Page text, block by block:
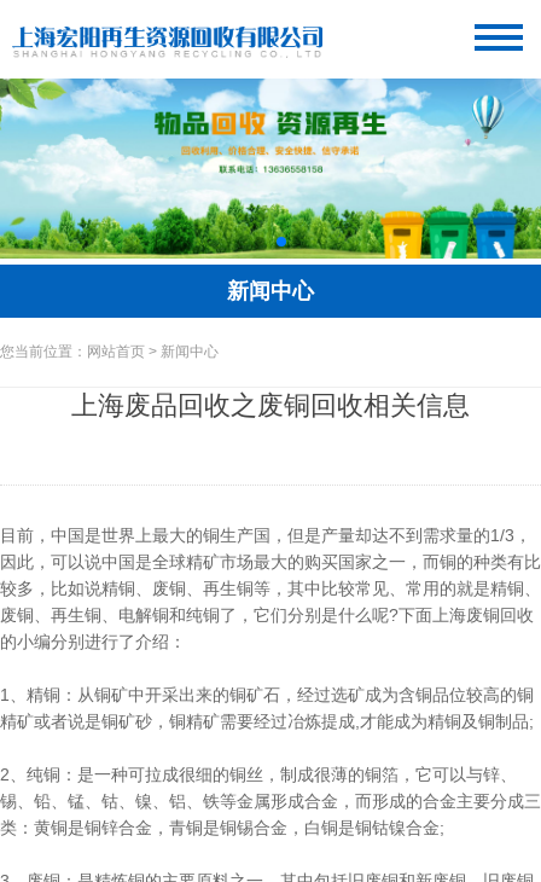
新闻中心
您当前位置：网站首页 > 新闻中心
上海废品回收之废铜回收相关信息
目前，中国是世界上最大的铜生产国，但是产量却达不到需求量的1/3，
因此，可以说中国是全球精矿市场最大的购买国家之一，而铜的种类有比
较多，比如说精铜、废铜、再生铜等，其中比较常见、常用的就是精铜、
废铜、再生铜、电解铜和纯铜了，它们分别是什么呢?下面上海废铜回收
的小编分别进行了介绍：
1、精铜：从铜矿中开采出来的铜矿石，经过选矿成为含铜品位较高的铜
精矿或者说是铜矿砂，铜精矿需要经过冶炼提成,才能成为精铜及铜制品;
2、纯铜：是一种可拉成很细的铜丝，制成很薄的铜箔，它可以与锌、
锡、铅、锰、钴、镍、铝、铁等金属形成合金，而形成的合金主要分成三
类：黄铜是铜锌合金，青铜是铜锡合金，白铜是铜钴镍合金;